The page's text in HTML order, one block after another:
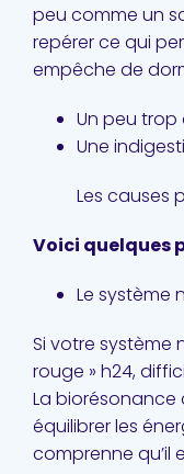
peu comme un
repérer ce qui
empêche de
Un peu trop
Une
Les causes
Voici quelques
Le système
Si votre système
rouge » h24,
La biorésonance
équilibrer les
comprenne qu’il